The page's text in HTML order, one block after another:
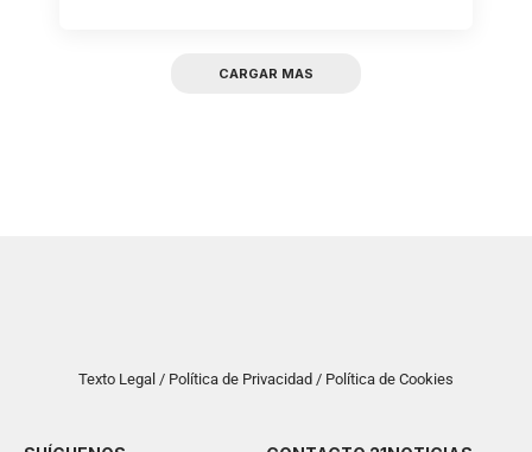
CARGAR MAS
Texto Legal / Política de Privacidad / Política de Cookies